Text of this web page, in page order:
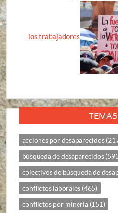
los trabajadores
TEMAS
acciones por desaparecidos
búsqueda de desaparecidos
colectivos de búsqueda de
conflictos laborales (465)
conflictos por mineria (151)